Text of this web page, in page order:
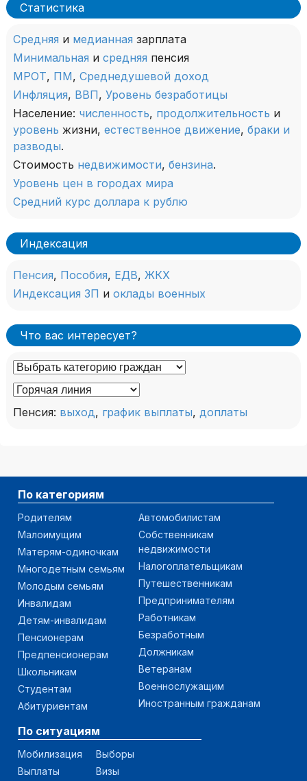
Статистика
Средняя и медианная зарплата
Минимальная и средняя пенсия
МРОТ, ПМ, Среднедушевой доход
Инфляция, ВВП, Уровень безработицы
Население: численность, продолжительность и
уровень жизни, естественное движение, браки и
разводы.
Стоимость недвижимости, бензина.
Уровень цен в городах мира
Средний курс доллара к рублю
Индексация
Пенсия, Пособия, ЕДВ, ЖКХ
Индексация ЗП и оклады военных
Что вас интересует?
Пенсия: выход, график выплаты, доплаты
По категориям
Родителям
Малоимущим
Матерям-одиночкам
Многодетным семьям
Молодым семьям
Инвалидам
Детям-инвалидам
Пенсионерам
Предпенсионерам
Школьникам
Студентам
Абитуриентам
Автомобилистам
Собственникам
недвижимости
Налогоплательщикам
Путешественникам
Предпринимателям
Работникам
Безработным
Должникам
Ветеранам
Военнослужащим
Иностранным гражданам
По ситуациям
Мобилизация
Выплаты
Выборы
Визы